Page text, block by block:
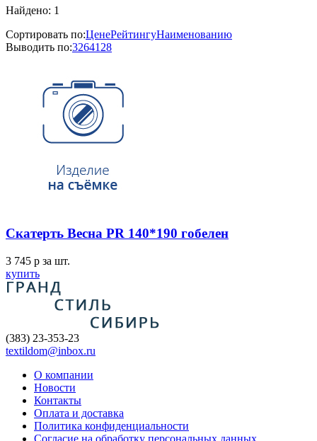
Найдено: 1
Сортировать по:ЦенеРейтингуНаименованию
Выводить по:3264128
Скатерть Весна PR 140*190 гобелен
3 745 p за шт.
купить
(383) 23-353-23
textildom@inbox.ru
О компании
Новости
Контакты
Оплата и доставка
Политика конфиденциальности